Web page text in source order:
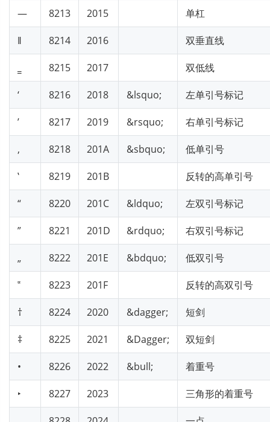
― 8213 2015 单杠
‖ 8214 2016 双垂直线
8215 2017 双低线
‘ 8216 2018 &lsquo; 左单引号标记
’ 8217 2019 &rsquo; 右单引号标记
‚ 8218 201A &sbquo; 低单引号
‛ 8219 201B 反转的高单引号
“ 8220 201C &ldquo; 左双引号标记
” 8221 201D &rdquo; 右双引号标记
„ 8222 201E &bdquo; 低双引号
‟ 8223 201F 反转的高双引号
† 8224 2020 &dagger; 短剑
‡ 8225 2021 &Dagger; 双短剑
• 8226 2022 &bull; 着重号
‣ 8227 2023 三角形的着重号